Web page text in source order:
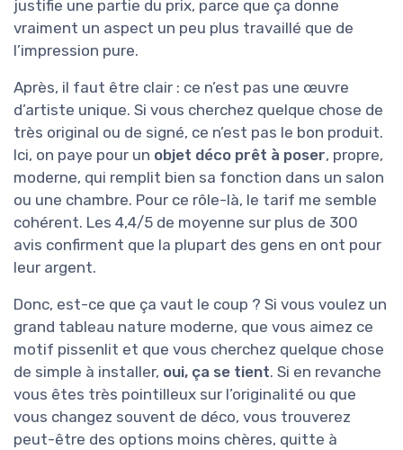
justifie une partie du prix, parce que ça donne
vraiment un aspect un peu plus travaillé que de
l’impression pure.
Après, il faut être clair : ce n’est pas une œuvre
d’artiste unique. Si vous cherchez quelque chose de
très original ou de signé, ce n’est pas le bon produit.
Ici, on paye pour un objet déco prêt à poser, propre,
moderne, qui remplit bien sa fonction dans un salon
ou une chambre. Pour ce rôle-là, le tarif me semble
cohérent. Les 4,4/5 de moyenne sur plus de 300
avis confirment que la plupart des gens en ont pour
leur argent.
Donc, est-ce que ça vaut le coup ? Si vous voulez un
grand tableau nature moderne, que vous aimez ce
motif pissenlit et que vous cherchez quelque chose
de simple à installer, oui, ça se tient. Si en revanche
vous êtes très pointilleux sur l’originalité ou que
vous changez souvent de déco, vous trouverez
peut-être des options moins chères, quitte à